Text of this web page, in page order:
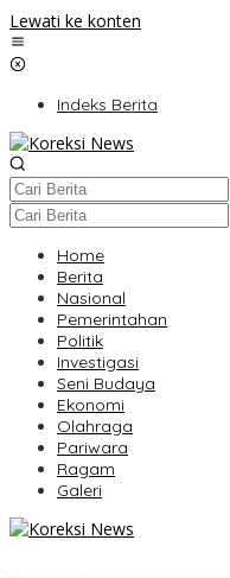
Lewati ke konten
Indeks Berita
Home
Berita
Nasional
Pemerintahan
Politik
Investigasi
Seni Budaya
Ekonomi
Olahraga
Pariwara
Ragam
Galeri